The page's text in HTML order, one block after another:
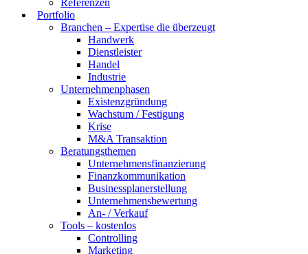
Referenzen
Portfolio
Branchen – Expertise die überzeugt
Handwerk
Dienstleister
Handel
Industrie
Unternehmenphasen
Existenzgründung
Wachstum / Festigung
Krise
M&A Transaktion
Beratungsthemen
Unternehmensfinanzierung
Finanzkommunikation
Businessplanerstellung
Unternehmensbewertung
An- / Verkauf
Tools – kostenlos
Controlling
Marketing